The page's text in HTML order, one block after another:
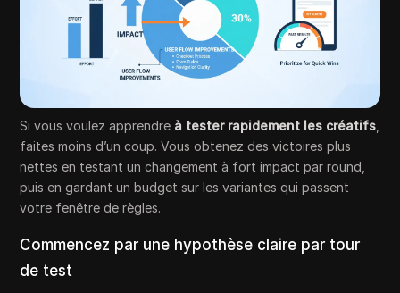
Si vous voulez apprendre à tester rapidement les créatifs
faites moins d’un coup. Vous obtenez des victoires plus
nettes en testant un changement à fort impact par round,
puis en gardant un budget sur les variantes qui passent
votre fenêtre de règles.
Commencez par une hypothèse claire par tour
de test